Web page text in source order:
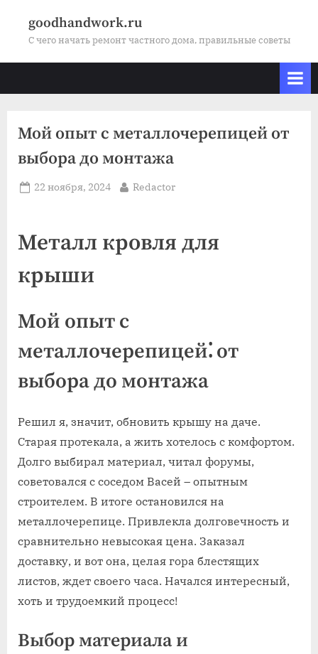
goodhandwork.ru
С чего начать ремонт частного дома, правильные советы
Мой опыт с металлочерепицей от
выбора до монтажа
Posted
22 ноября, 2024 By
Redactor
Металл кровля для
крыши
Мой опыт с
металлочерепицей⁚ от
выбора до монтажа
Решил я, значит, обновить крышу на даче.
Старая протекала, а жить хотелось с комфортом.
Долго выбирал материал, читал форумы,
советовался с соседом Васей – опытным
строителем. В итоге остановился на
металлочерепице. Привлекла долговечность и
сравнительно невысокая цена. Заказал
доставку, и вот она, целая гора блестящих
листов, ждет своего часа. Начался интересный,
хоть и трудоемкий процесс!
Выбор материала и